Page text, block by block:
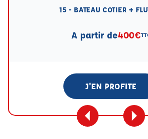
15 - BATEAU COTIER +
A partir de400€
J'EN PROFITE